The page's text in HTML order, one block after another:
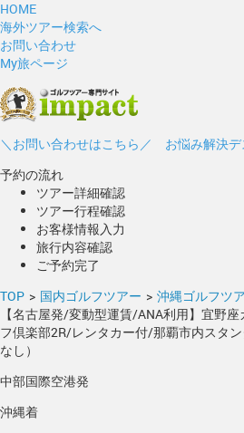
HOME
海外ツアー検索へ
お問い合わせ
My旅ページ
＼お問い合わせはこちら／ お悩み解決デ
予約の流れ
ツアー詳細確認
ツアー行程確認
お客様情報入力
旅行内容確認
ご予約完了
TOP > 国内ゴルフツアー > 沖縄ゴルフツ
【名古屋発/変動型運賃/ANA利用】宜野
フ倶楽部2R/レンタカー付/那覇市内スタ
なし）
中部国際空港発
沖縄着